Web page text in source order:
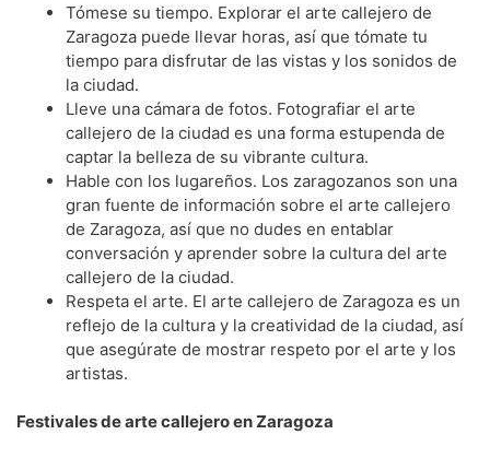
Tómese su tiempo. Explorar el arte callejero de
Zaragoza puede llevar horas, así que tómate tu
tiempo para disfrutar de las vistas y los sonidos de
la ciudad.
Lleve una cámara de fotos. Fotografiar el arte
callejero de la ciudad es una forma estupenda de
captar la belleza de su vibrante cultura.
Hable con los lugareños. Los zaragozanos son una
gran fuente de información sobre el arte callejero
de Zaragoza, así que no dudes en entablar
conversación y aprender sobre la cultura del arte
callejero de la ciudad.
Respeta el arte. El arte callejero de Zaragoza es un
reflejo de la cultura y la creatividad de la ciudad, así
que asegúrate de mostrar respeto por el arte y los
artistas.
Festivales de arte callejero en Zaragoza